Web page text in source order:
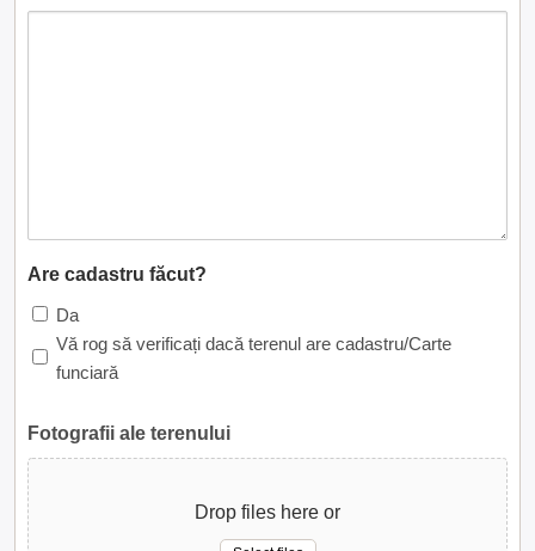
Are cadastru făcut?
Da
Vă rog să verificați dacă terenul are cadastru/Carte
funciară
Fotografii ale terenului
Drop files here or